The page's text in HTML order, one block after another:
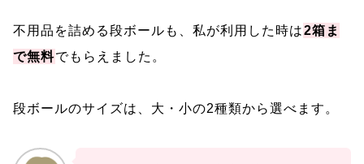
不用品を詰める段ボールも、私が利用した時は2箱ま
で無料でもらえました。
段ボールのサイズは、大・小の2種類から選べます。